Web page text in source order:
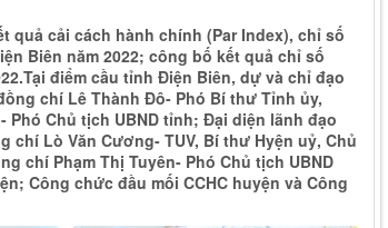
quả cải cách hành chính (Par Index), chỉ số
Biên năm 2022; công bố kết quả chỉ số
điểm cầu tỉnh Điện Biên, dự và chỉ đạo
chí Lê Thành Đô- Phó Bí thư Tỉnh ủy,
Chủ tịch UBND tỉnh; Đại diện lãnh đạo
Lò Văn Cương- TUV, Bí thư Hyện uỷ, Chủ
chí Phạm Thị Tuyên- Phó Chủ tịch UBND
Công chức đầu mối CCHC huyện và Công